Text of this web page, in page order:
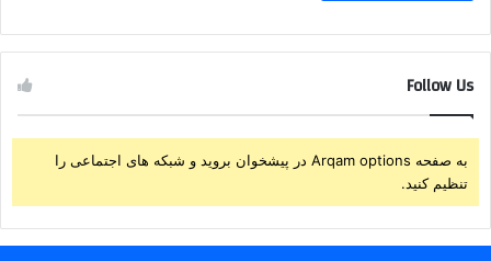
Follow Us
به صفحه Arqam options در پیشخوان بروید و شبکه های اجتماعی را
تنظیم کنید.